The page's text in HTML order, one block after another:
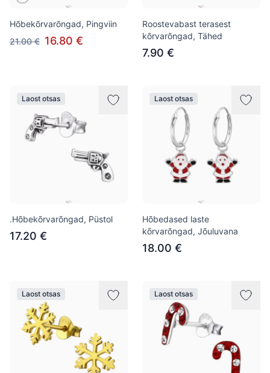
Hõbekõrvarõngad, Pingviin
21.00 € 16.80 €
Roostevabast terasest
kõrvarõngad, Tähed
7.90 €
Laost otsas
.Hõbekõrvarõngad, Püstol
17.20 €
Laost otsas
Hõbedased laste
kõrvarõngad, Jõuluvana
18.00 €
Laost otsas Laost otsas